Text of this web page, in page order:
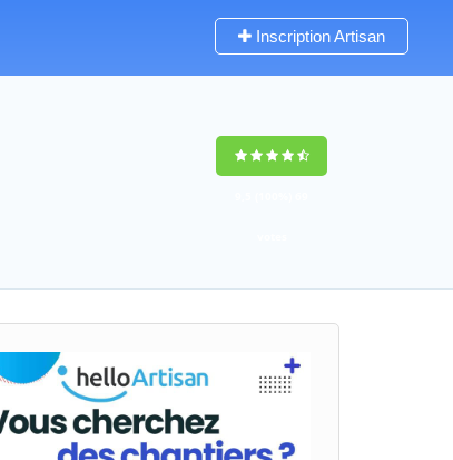
Inscription Artisan